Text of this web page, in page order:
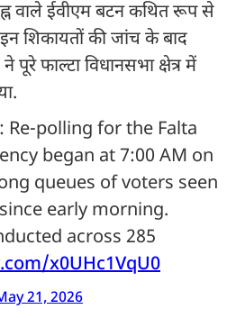
वाले ईवीएम बटन कथित रूप से
शिकायतों की जांच के बाद
फाल्टा विधानसभा क्षेत्र में
Re-polling for the Falta
began at 7:00 AM on
queues of voters seen
early morning.
across 285
x0UHc1VqU0
21, 2026